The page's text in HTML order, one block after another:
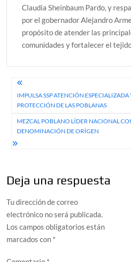
Claudia Sheinbaum Pardo, y
por el gobernador Alejandro
propósito de atender las
comunidades y fortalecer el
Navegación
de
entradas
IMPULSA SSP ATENCIÓN
PROTECCIÓN DE LAS POBLANAS
MEZCAL POBLANO LÍDER NACIONAL
DENOMINACIÓN DE ORÍGEN
Deja una respuesta
Tu dirección de correo
electrónico no será publicada.
Los campos obligatorios están
marcados con *